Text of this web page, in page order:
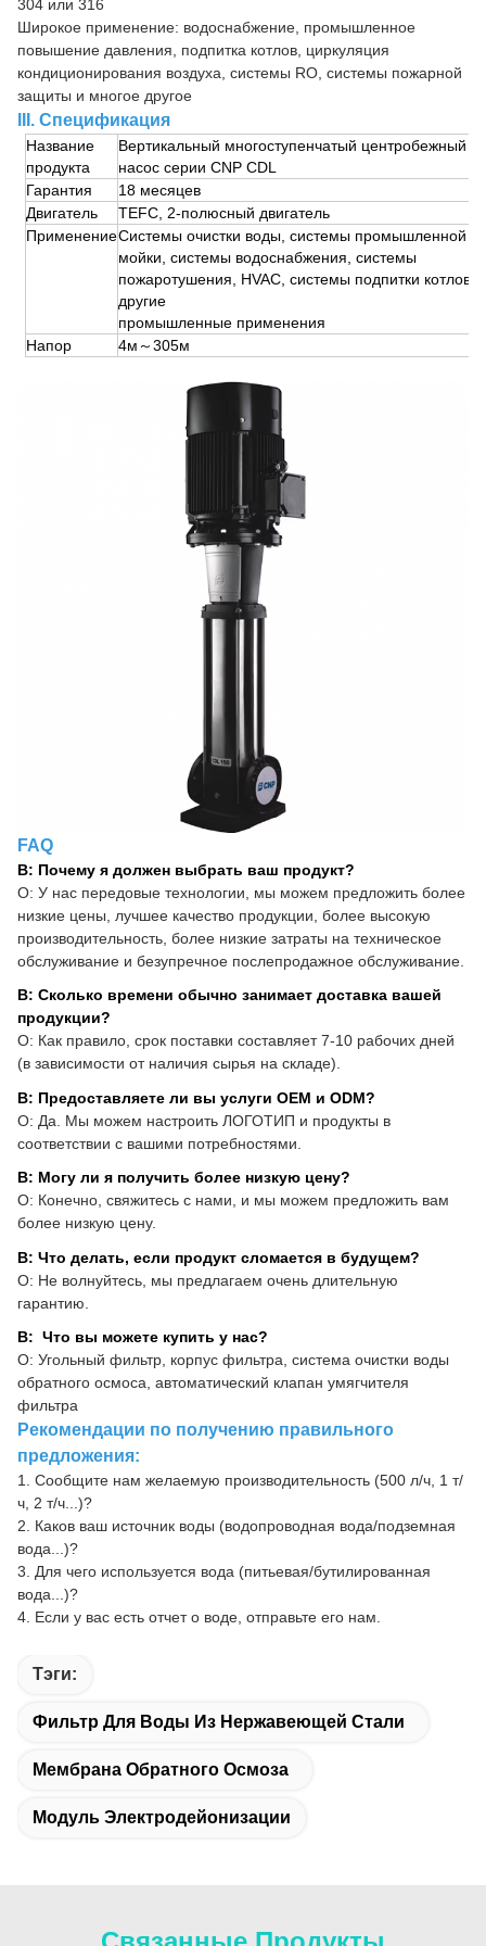
304 или 316
Широкое применение: водоснабжение, промышленное
повышение давления, подпитка котлов, циркуляция
кондиционирования воздуха, системы RO, системы пожарной
защиты и многое другое
III. Спецификация
Название
продукта
Вертикальный многоступенчатый центробежный
насос серии CNP CDL
Гарантия
18 месяцев
Двигатель
TEFC, 2-полюсный двигатель
ПрименениеСистемы очистки воды, системы промышленной
мойки, системы водоснабжения, системы
пожаротушения, HVAC, системы подпитки котлов,
другие
промышленные применения
Напор
4м～305м
FAQ
В: Почему я должен выбрать ваш продукт?
О: У нас передовые технологии, мы можем предложить более
низкие цены, лучшее качество продукции, более высокую
производительность, более низкие затраты на техническое
обслуживание и безупречное послепродажное обслуживание.
В: Сколько времени обычно занимает доставка вашей
продукции?
О: Как правило, срок поставки составляет 7-10 рабочих дней
(в зависимости от наличия сырья на складе).
В: Предоставляете ли вы услуги OEM и ODM?
О: Да. Мы можем настроить ЛОГОТИП и продукты в
соответствии с вашими потребностями.
В: Могу ли я получить более низкую цену?
О: Конечно, свяжитесь с нами, и мы можем предложить вам
более низкую цену.
В: Что делать, если продукт сломается в будущем?
О: Не волнуйтесь, мы предлагаем очень длительную
гарантию.
В: Что вы можете купить у нас?
О: Угольный фильтр, корпус фильтра, система очистки воды
обратного осмоса, автоматический клапан умягчителя
фильтра
Рекомендации по получению правильного
предложения:
1. Сообщите нам желаемую производительность (500 л/ч, 1 т/
ч, 2 т/ч...)?
2. Каков ваш источник воды (водопроводная вода/подземная
вода...)?
3. Для чего используется вода (питьевая/бутилированная
вода...)?
4. Если у вас есть отчет о воде, отправьте его нам.
Тэги:
Фильтр Для Воды Из Нержавеющей Стали
Мембрана Обратного Осмоза
Модуль Электродейонизации